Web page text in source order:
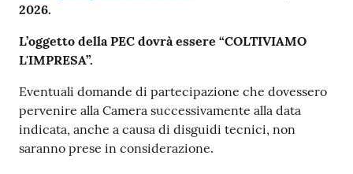
2026.
L’oggetto della PEC dovrà essere “COLTIVIAMO
L'IMPRESA”.
Eventuali domande di partecipazione che dovessero
pervenire alla Camera successivamente alla data
indicata, anche a causa di disguidi tecnici, non
saranno prese in considerazione.